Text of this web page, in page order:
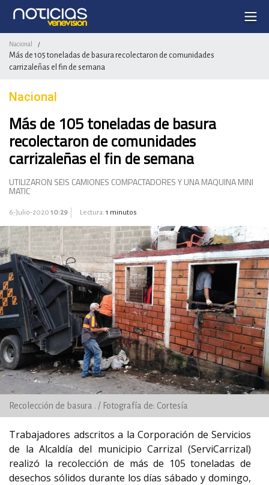
Nacional /
Más de 105 toneladas de basura recolectaron de comunidades
carrizaleñas el fin de semana
Nacional
Más de 105 toneladas de basura
recolectaron de comunidades
carrizaleñas el fin de semana
UTILIZARON SEIS CAMIONES COMPACTADORES Y UNA MAQUINA MINI
MATIC
6-Julio-2020 10:29 Lectura: 1 minutos
Recolección de basura . / Fotografía de: Cortesía
Trabajadores adscritos a la Corporación de Servicios
de la Alcaldía del municipio Carrizal (ServiCarrizal)
realizó la recolección de más de 105 toneladas de
desechos sólidos durante los días sábado y domingo,